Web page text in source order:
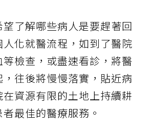
了解哪些病人是要趕著回
化就醫流程，如到了醫院
檢查，或盡速看診，將醫
往後將慢慢落實，貼近病
在資源有限的土地上持續耕
最佳的醫療服務。